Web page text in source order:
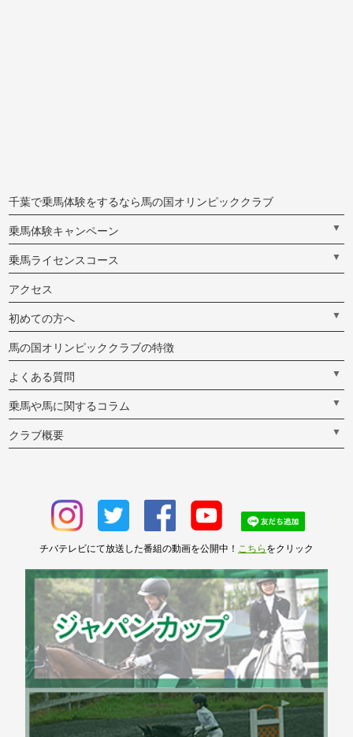
千葉で乗馬体験をするなら馬の国オリンピッククラブ
乗馬体験キャンペーン ▼
乗馬ライセンスコース ▼
アクセス
初めての方へ ▼
馬の国オリンピッククラブの特徴
よくある質問 ▼
乗馬や馬に関するコラム ▼
クラブ概要 ▼
チバテレビにて放送した番組の動画を公開中！ こちら をクリック